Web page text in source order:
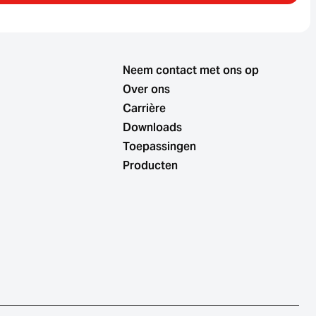
Neem contact met ons op
Over ons
Carrière
Downloads
Toepassingen
Producten